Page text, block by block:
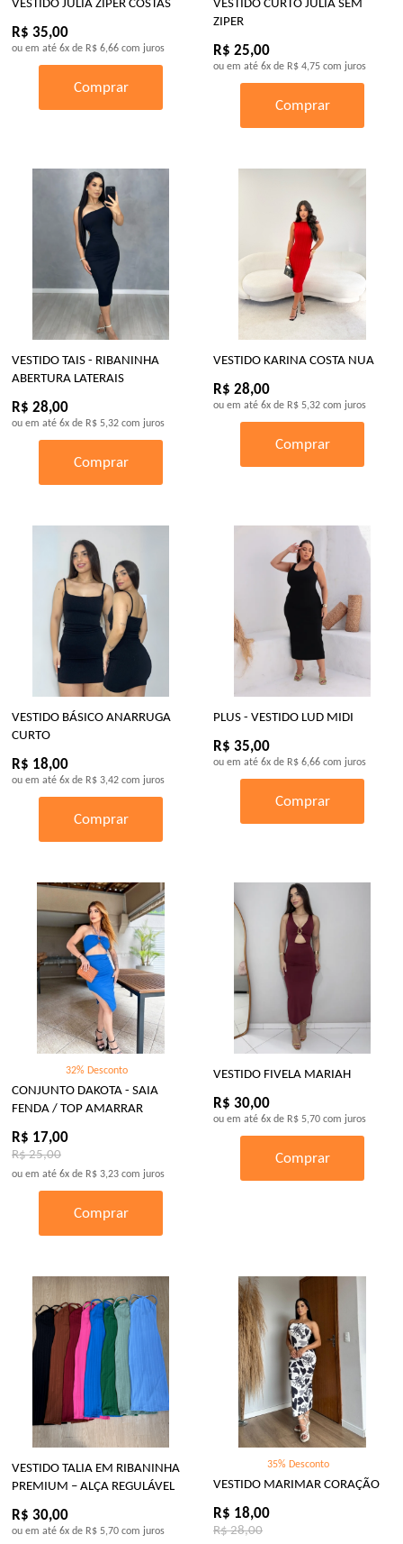
VESTIDO JULIA ZIPER COSTAS
R$ 35,00
ou em até 6x de R$ 6,66 com juros
Comprar
VESTIDO CURTO JULIA SEM
ZIPER
R$ 25,00
ou em até 6x de R$ 4,75 com juros
Comprar
VESTIDO TAIS - RIBANINHA
ABERTURA LATERAIS
R$ 28,00
ou em até 6x de R$ 5,32 com juros
Comprar
VESTIDO KARINA COSTA NUA
R$ 28,00
ou em até 6x de R$ 5,32 com juros
Comprar
VESTIDO BÁSICO ANARRUGA
CURTO
R$ 18,00
ou em até 6x de R$ 3,42 com juros
Comprar
PLUS - VESTIDO LUD MIDI
R$ 35,00
ou em até 6x de R$ 6,66 com juros
Comprar
32% Desconto
CONJUNTO DAKOTA - SAIA
FENDA / TOP AMARRAR
R$ 17,00
R$ 25,00
ou em até 6x de R$ 3,23 com juros
Comprar
VESTIDO FIVELA MARIAH
R$ 30,00
ou em até 6x de R$ 5,70 com juros
Comprar
VESTIDO TALIA EM RIBANINHA
PREMIUM – ALÇA REGULÁVEL
R$ 30,00
ou em até 6x de R$ 5,70 com juros
35% Desconto
VESTIDO MARIMAR CORAÇÃO
R$ 18,00
R$ 28,00